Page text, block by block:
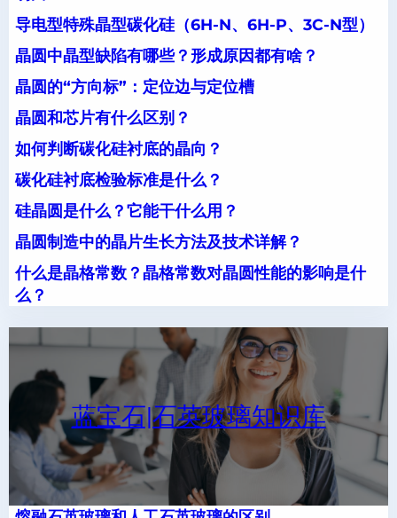
导电型特殊晶型碳化硅（6H-N、6H-P、3C-N型）
晶圆中晶型缺陷有哪些？形成原因都有啥？
晶圆的“方向标”：定位边与定位槽
晶圆和芯片有什么区别？
如何判断碳化硅衬底的晶向？
碳化硅衬底检验标准是什么？
硅晶圆是什么？它能干什么用？
晶圆制造中的晶片生长方法及技术详解？
什么是晶格常数？晶格常数对晶圆性能的影响是什
么？
蓝宝石|石英玻璃知识库